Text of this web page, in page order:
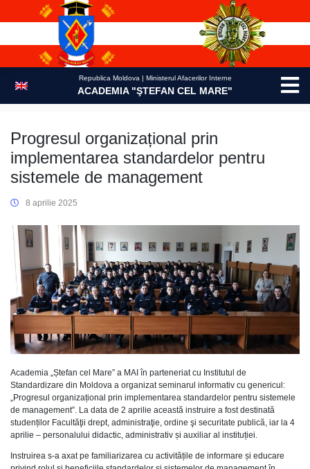
Republica Moldova | Ministerul Afacerilor Interne
ACADEMIA "ŞTEFAN CEL MARE"
Progresul organizațional prin
implementarea standardelor pentru
sistemele de management
8 aprilie 2025
Academia „Ștefan cel Mare” a MAI în parteneriat cu Institutul de
Standardizare din Moldova a organizat seminarul informativ cu genericul:
„Progresul organizațional prin implementarea standardelor pentru sistemele
de management”. La data de 2 aprilie această instruire a fost destinată
studenților Facultăţii drept, administraţie, ordine şi securitate publică, iar la 4
aprilie – personalului didactic, administrativ și auxiliar al instituției.
Instruirea s-a axat pe familiarizarea cu activitățile de informare și educare